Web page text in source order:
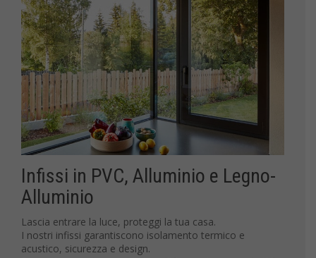
Infissi in PVC, Alluminio e Legno-
Alluminio
Lascia entrare la luce, proteggi la tua casa.
I nostri infissi garantiscono isolamento termico e
acustico, sicurezza e design.